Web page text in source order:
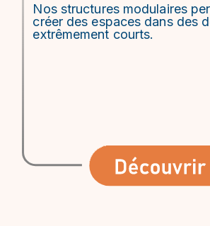
Nos structures modulaires
créer des espaces dans des
extrêmement courts.